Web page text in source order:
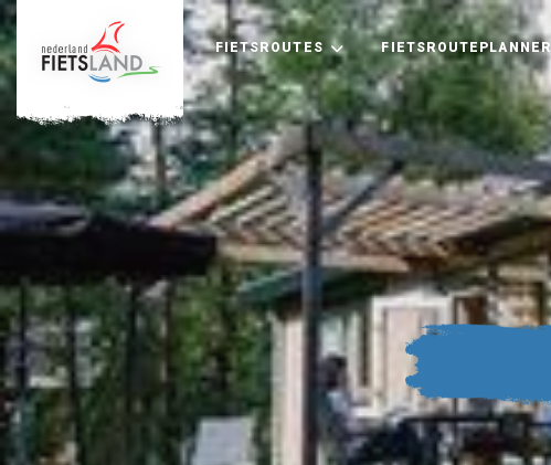
FIETSROUTES FIETSROUTEPLANNER
+
−